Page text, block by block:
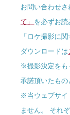
お問い合わせ
て」 を必ずお読
「ロケ撮影に
ダウンロードは
※撮影決定をも
承諾頂いたもの
※当ウェブサイ
ません。 それ